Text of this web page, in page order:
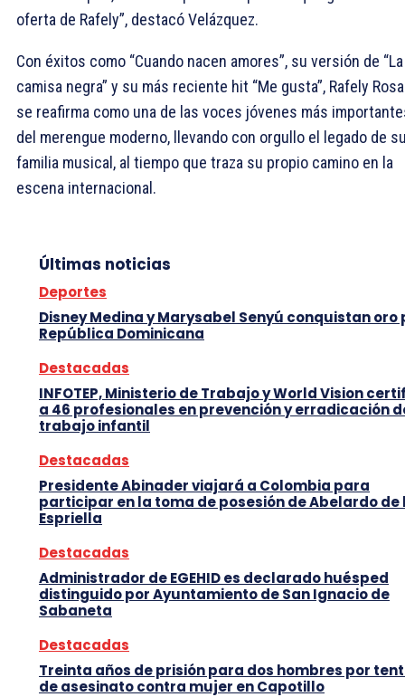
oferta de Rafely”, destacó Velázquez.
Con éxitos como “Cuando nacen amores”, su versión de “La
camisa negra” y su más reciente hit “Me gusta”, Rafely
se reafirma como una de las voces jóvenes más
del merengue moderno, llevando con orgullo el legado de
familia musical, al tiempo que traza su propio camino en la
escena internacional.
Últimas noticias
Deportes
Disney Medina y Marysabel Senyú conquistan oro
República Dominicana
Destacadas
INFOTEP, Ministerio de Trabajo y World Vision
a 46 profesionales en prevención y erradicación
trabajo infantil
Destacadas
Presidente Abinader viajará a Colombia para
participar en la toma de posesión de Abelardo de
Espriella
Destacadas
Administrador de EGEHID es declarado huésped
distinguido por Ayuntamiento de San Ignacio de
Sabaneta
Destacadas
Treinta años de prisión para dos hombres por
de asesinato contra mujer en Capotillo